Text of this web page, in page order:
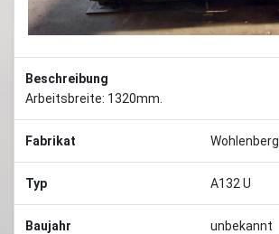
Beschreibung
Arbeitsbreite: 1320mm.
Fabrikat Wohlenberg
Typ A132 U
Baujahr unbekannt